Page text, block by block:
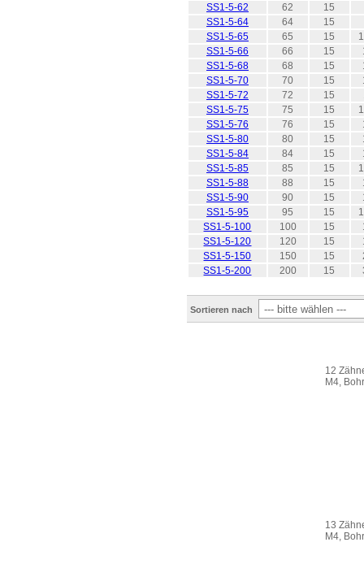
SS1-5-62
62
15
SS1-5-64
64
15
SS1-5-65
65 15
SS1-5-66
66 15
SS1-5-68
68 15
SS1-5-70
70 15
SS1-5-72
72 15
SS1-5-75
75 15
SS1-5-76
76 15
SS1-5-80
80 15
SS1-5-84
84 15
SS1-5-85
85 15
SS1-5-88
88 15
SS1-5-90
90 15
SS1-5-95
95 15
SS1-5-100
100 15
SS1-5-120
120 15
SS1-5-150
150 15
SS1-5-200
200 15
Sortieren nach
12
M4,
13
M4,